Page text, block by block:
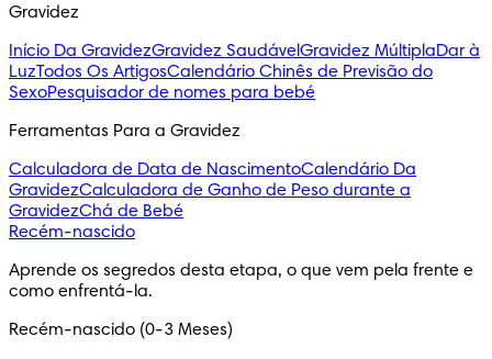
Gravidez
Início Da GravidezGravidez SaudávelGravidez MúltiplaDar à
LuzTodos Os ArtigosCalendário Chinês de Previsão do
SexoPesquisador de nomes para bebé
Ferramentas Para a Gravidez
Calculadora de Data de NascimentoCalendário Da
GravidezCalculadora de Ganho de Peso durante a
GravidezChá de Bebé
Recém-nascido
Aprende os segredos desta etapa, o que vem pela frente e
como enfrentá-la.
Recém-nascido (0-3 Meses)